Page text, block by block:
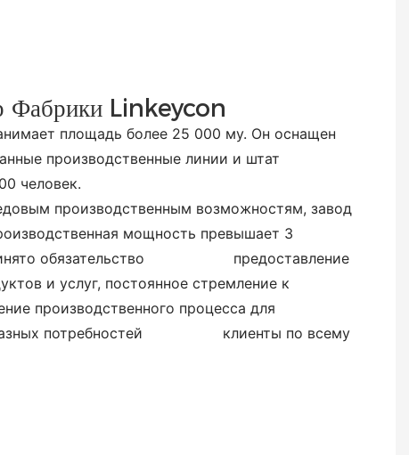
Фабрики Linkeycon
площадь более 25 000 му. Он оснащен
производственные линии и штат
человек.
производственным возможностям, завод
мощность превышает 3
обязательство
предоставление
и услуг, постоянное стремление к
производственного процесса для
потребностей клиенты по всему